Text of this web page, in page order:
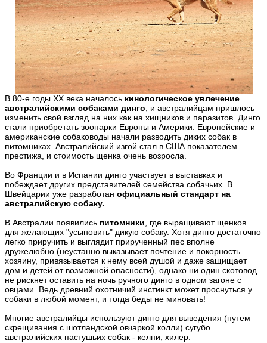
В 80-е годы XX века началось кинологическое увлечение
австралийскими собаками динго , и австралийцам пришлось
изменить свой взгляд на них как на хищников и паразитов. Динго
стали приобретать зоопарки Европы и Америки. Европейские и
американские собаководы начали разводить диких собак в
питомниках. Австралийский изгой стал в США показателем
престижа, и стоимость щенка очень возросла.
Во Франции и в Испании динго участвует в выставках и
побеждает других представителей семейства собачьих. В
Швейцарии уже разработан официальный стандарт на
австралийскую собаку.
В Австралии появились питомники , где выращивают щенков
для желающих "усыновить" дикую собаку. Хотя динго достаточно
легко приручить и выглядит прирученный пес вполне
дружелюбно (неустанно выказывает почтение и покорность
хозяину, привязывается к нему всей душой и даже защищает
дом и детей от возможной опасности), однако ни один скотовод
не рискнет оставить на ночь ручного динго в одном загоне с
овцами. Ведь древний охотничий инстинкт может проснуться у
собаки в любой момент, и тогда беды не миновать!
Многие австралийцы используют динго для выведения (путем
скрещивания с шотландской овчаркой колли) сугубо
австралийских пастушьих собак - келпи, хилер.